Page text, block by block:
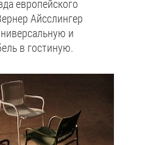
европейского
Айсслингер
и
в гостиную.